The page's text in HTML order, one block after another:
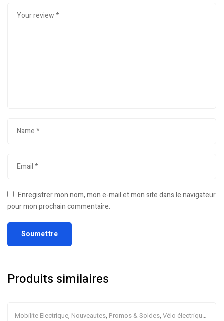
Enregistrer mon nom, mon e-mail et mon site dans le navigateur
pour mon prochain commentaire.
Produits similaires
Mobilite Electrique, Nouveautes, Promos & Soldes, Vélo électrique